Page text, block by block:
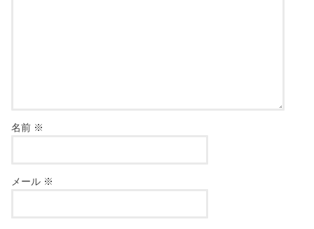
名前 ※
メール ※